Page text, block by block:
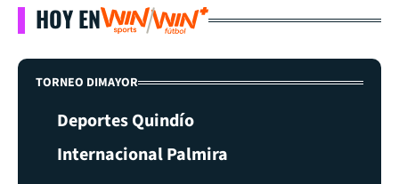
HOY EN
TORNEO DIMAYOR
Deportes Quindío
Internacional Palmira